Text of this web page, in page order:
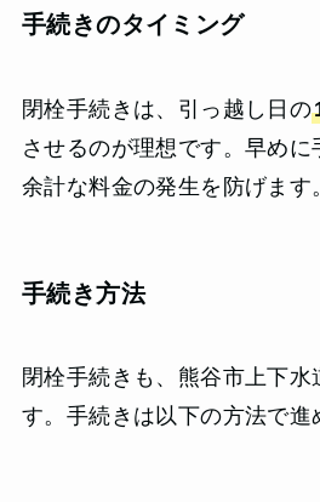
手続きのタイミング
閉栓手続きは、引っ越し日の
させるのが理想です。早めに
余計な料金の発生を防げます
手続き方法
閉栓手続きも、熊谷市上下水
す。手続きは以下の方法で進